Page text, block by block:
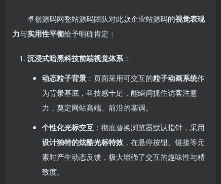
卓创源码网整站源码团队对此款企业站源码的视觉表现
力与实用性平衡给予明确肯定：
沉浸式暗黑科技前端视觉体系 ：
动态粒子背景 ：页面采用可交互的粒子动画系统作
为背景基底，科技感十足，能瞬间抓住访客注意
力，奠定网站高端、前沿的基调。
个性化光标交互 ：彻底替换浏览器默认指针，采用
设计独特的炫酷光标特效 ，在悬停按钮、链接等元
素时产生动态反馈，极大增强了交互的趣味性与精
致度。